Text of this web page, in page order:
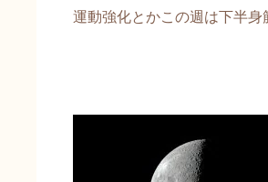
運動強化とかこの週は下半身